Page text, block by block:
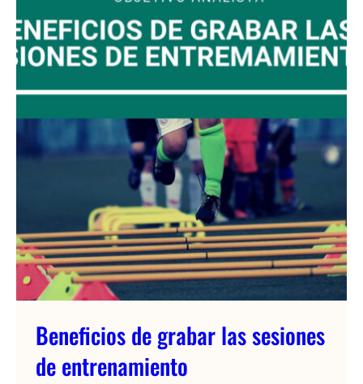
Beneficios de grabar las sesiones
de entrenamiento